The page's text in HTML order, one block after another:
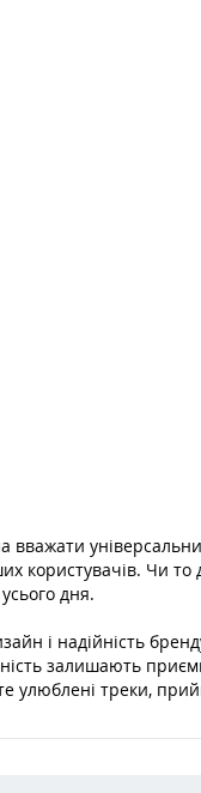
користувачів. Чи
дня.
і надійність
залишають
улюблені треки,